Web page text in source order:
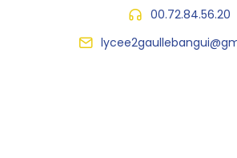
00.72.84.56.20